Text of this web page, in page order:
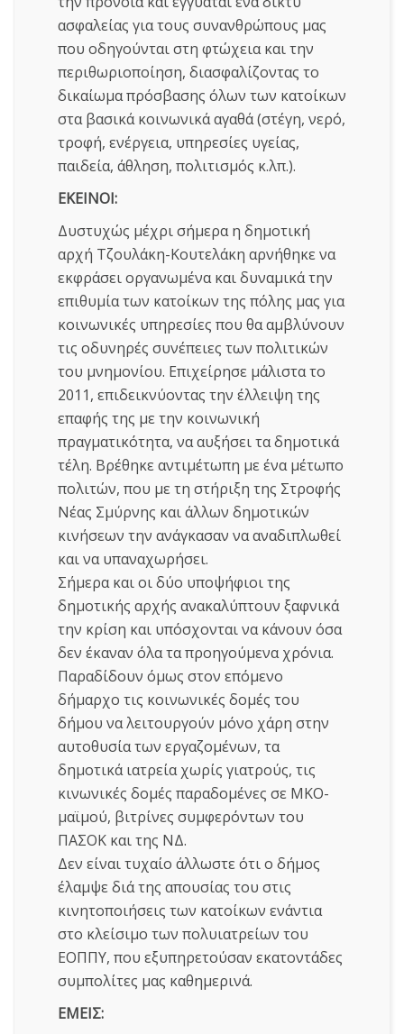
ασφαλείας για τους συνανθρώπους μας
που οδηγούνται στη φτώχεια και την
περιθωριοποίηση, διασφαλίζοντας το
δικαίωμα πρόσβασης όλων των κατοίκων
στα βασικά κοινωνικά αγαθά (στέγη, νερό,
τροφή, ενέργεια, υπηρεσίες υγείας,
παιδεία, άθληση, πολιτισμός κ.λπ.).
ΕΚΕΙΝΟΙ:
Δυστυχώς μέχρι σήμερα η δημοτική
αρχή Τζουλάκη-Κουτελάκη αρνήθηκε να
εκφράσει οργανωμένα και δυναμικά την
επιθυμία των κατοίκων της πόλης μας για
κοινωνικές υπηρεσίες που θα αμβλύνουν
τις οδυνηρές συνέπειες των πολιτικών
του μνημονίου. Επιχείρησε μάλιστα το
2011, επιδεικνύοντας την έλλειψη της
επαφής της με την κοινωνική
πραγματικότητα, να αυξήσει τα δημοτικά
τέλη. Βρέθηκε αντιμέτωπη με ένα μέτωπο
πολιτών, που με τη στήριξη της Στροφής
Νέας Σμύρνης και άλλων δημοτικών
κινήσεων την ανάγκασαν να αναδιπλωθεί
και να υπαναχωρήσει.
Σήμερα και οι δύο υποψήφιοι της
δημοτικής αρχής ανακαλύπτουν ξαφνικά
την κρίση και υπόσχονται να κάνουν όσα
δεν έκαναν όλα τα προηγούμενα χρόνια.
Παραδίδουν όμως στον επόμενο
δήμαρχο τις κοινωνικές δομές του
δήμου να λειτουργούν μόνο χάρη στην
αυτοθυσία των εργαζομένων, τα
δημοτικά ιατρεία χωρίς γιατρούς, τις
κινωνικές δομές παραδομένες σε ΜΚΟ-
μαϊμού, βιτρίνες συμφερόντων του
ΠΑΣΟΚ και της ΝΔ.
Δεν είναι τυχαίο άλλωστε ότι ο δήμος
έλαμψε διά της απουσίας του στις
κινητοποιήσεις των κατοίκων ενάντια
στο κλείσιμο των πολυιατρείων του
ΕΟΠΠΥ, που εξυπηρετούσαν εκατοντάδες
συμπολίτες μας καθημερινά.
ΕΜΕΙΣ: